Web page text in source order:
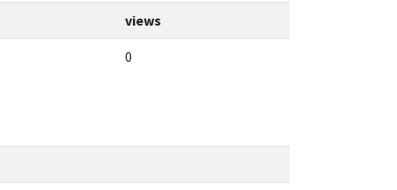
views
0